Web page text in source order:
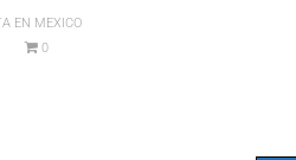
EN MEXICO
0